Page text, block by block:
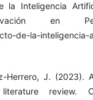
la Inteligencia
en
de-la-inteligencia-
Herrero, J. (2023).
review.